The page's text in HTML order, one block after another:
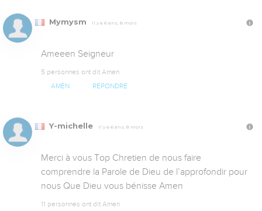
Mymysm Il y a 6 ans, 8 mois
Ameeen Seigneur
5 personnes ont dit Amen
AMEN RÉPONDRE
Y-michelle Il y a 6 ans, 8 mois
Merci à vous Top Chretien de nous faire
comprendre la Parole de Dieu de l’approfondir pour
nous Que Dieu vous bénisse Amen
11 personnes ont dit Amen